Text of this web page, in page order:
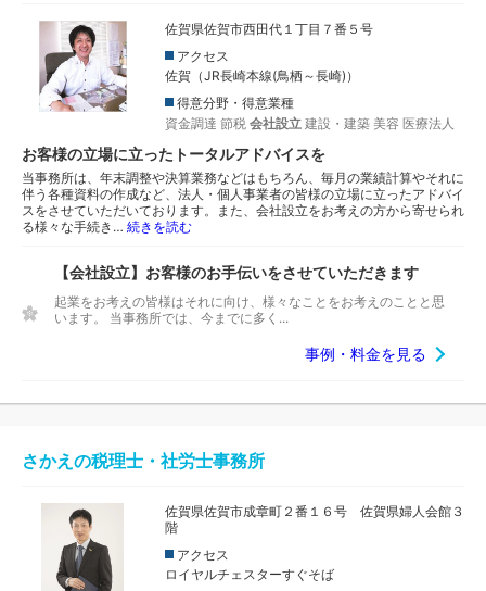
佐賀県佐賀市西田代１丁目７番５号
アクセス
佐賀（JR長崎本線(鳥栖～長崎)）
得意分野・得意業種
資金調達 節税 会社設立 建設・建築 美容 医療法人
お客様の立場に立ったトータルアドバイスを
当事務所は、年末調整や決算業務などはもちろん、毎月の業績計算やそれに
伴う各種資料の作成など、法人・個人事業者の皆様の立場に立ったアドバイ
スをさせていただいております。また、会社設立をお考えの方から寄せられ
る様々な手続き… 続きを読む
【会社設立】お客様のお手伝いをさせていただきます
起業をお考えの皆様はそれに向け、様々なことをお考えのことと思
います。 当事務所では、今までに多く...
事例・料金を見る
さかえの税理士・社労士事務所
佐賀県佐賀市成章町２番１６号 佐賀県婦人会館３
階
アクセス
ロイヤルチェスターすぐそば